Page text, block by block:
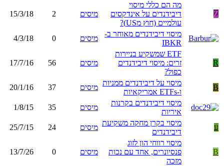
Z
מה הם כללי מיסוי
דיבידנדים על אינדקסים
עולמיים (חוץ מUS)?
מיסים 2
15/3/18
מיסוי דיבידנדים מאוחר ב-
IBKR
מיסים 0
4/3/18
R
ETF שמשקיע בניירות
זרים: מיסוי דיבידנדים
כפול?
מיסים 56
17/7/16
B
מיסוי על דיבידנדים ממניות
ו-ETFs אמריקאיות
מיסים 37
20/1/16
מיסוי דיבידנדים בקרנות
איריות
מיסים 35
1/8/15
ע
מיסוי בקרן מחקה משקיעת
דיבידנדים
מיסים 24
25/7/15
B
מיסוי רווחי הון לזוג
פנסיונרים, אחד עם נכות
מזכה
מיסים 0
13/7/26